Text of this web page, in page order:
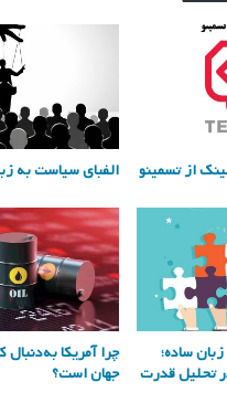
از تسمینو الفبای سیاست به
ساده؛
تحلیل قدرت
چرا آمریکا
جهان است؟